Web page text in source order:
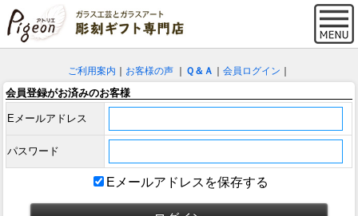
ご利用案内 お客様の声 Ｑ＆Ａ 会員ログイン
会員登録がお済みのお客様
Eメールアドレス
パスワード
Eメールアドレスを保存する